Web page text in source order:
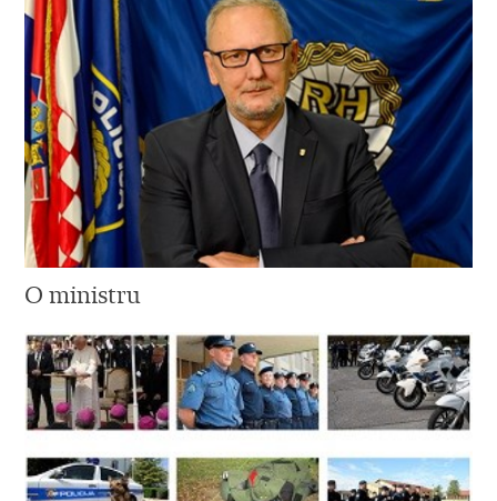
O ministru